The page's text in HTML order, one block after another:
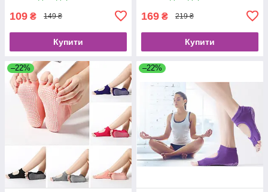
109 ₴ 149 ₴
Купити
169 ₴ 219 ₴
Купити
–22% –22%